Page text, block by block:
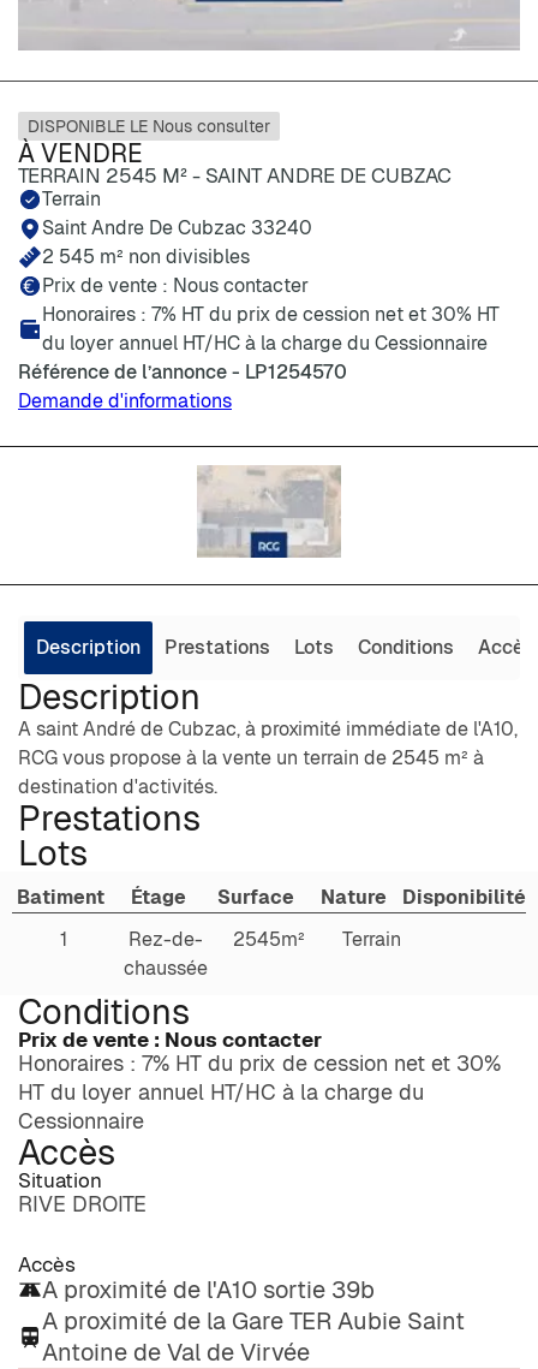
DISPONIBLE LE Nous consulter
À VENDRE
TERRAIN 2545 M² - SAINT ANDRE DE CUBZAC
Terrain
Saint Andre De Cubzac 33240
2 545 m² non divisibles
Prix de vente : Nous contacter
Honoraires : 7% HT du prix de cession net et 30% HT
du loyer annuel HT/HC à la charge du Cessionnaire
Référence de l’annonce - LP1254570
Demande d'informations
Description Prestations Lots Conditions Accès
Description
A saint André de Cubzac, à proximité immédiate de l'A10,
RCG vous propose à la vente un terrain de 2545 m² à
destination d'activités.
Prestations
Lots
Batiment Étage Surface Nature
Disponibilité
1
Rez-de-
chaussée
2545m² Terrain
Conditions
Prix de vente : Nous contacter
Honoraires : 7% HT du prix de cession net et 30%
HT du loyer annuel HT/HC à la charge du
Cessionnaire
Accès
Situation
RIVE DROITE
Accès
A proximité de l'A10 sortie 39b
A proximité de la Gare TER Aubie Saint
Antoine de Val de Virvée